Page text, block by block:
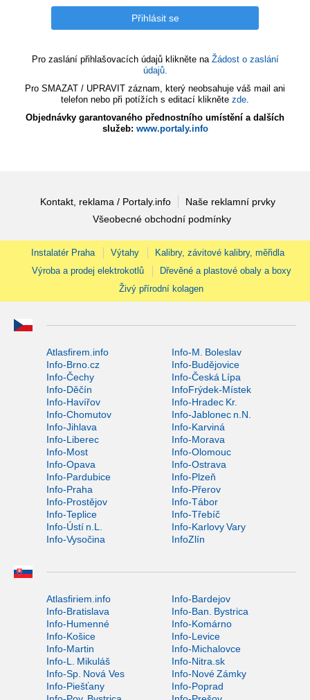
Pro zaslání přihlašovacích údajů klikněte na Žádost o zaslání
údajů.
Pro SMAZAT / UPRAVIT záznam, který neobsahuje váš mail ani
telefon nebo při potížích s editací klikněte zde.
Objednávky garantovaného přednostního umístění a dalších
služeb: www.portaly.info
Kontakt, reklama / Portaly.info
Naše reklamní prvky
Všeobecné obchodní podmínky
Instalatér Praha Výtahy
Kalibry, závitové kalibry, měřidla
Výroba a prodej elektrokotlů
Dřevěné a plastové obaly a boxy
Živý přírodní kolagen
Atlasfirem.info
Info-M. Boleslav
Info-Brno.cz
Info-Budějovice
Info-Čechy
Info-Česká Lípa
Info-Děčín
InfoFrýdek-Místek
Info-Havířov
Info-Hradec Kr.
Info-Chomutov
Info-Jablonec n.N.
Info-Jihlava
Info-Karviná
Info-Liberec
Info-Morava
Info-Most
Info-Olomouc
Info-Opava
Info-Ostrava
Info-Pardubice
Info-Plzeň
Info-Praha
Info-Přerov
Info-Prostějov
Info-Tábor
Info-Teplice
Info-Třebíč
Info-Ústí n.L.
Info-Karlovy Vary
Info-Vysočina
InfoZlín
Atlasfiriem.info
Info-Bardejov
Info-Bratislava
Info-Ban. Bystrica
Info-Humenné
Info-Komárno
Info-Košice
Info-Levice
Info-Martin
Info-Michalovce
Info-L. Mikuláš
Info-Nitra.sk
Info-Sp. Nová Ves
Info-Nové Zámky
Info-Piešťany
Info-Poprad